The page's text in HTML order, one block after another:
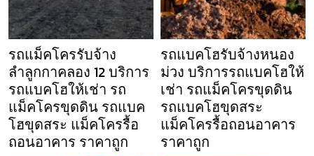
รถแม็คโครรับจ้าง
ลำลูกกาคลอง 12 บริการ
รถแบคโฮให้เช่า รถ
แม็คโครขุดดิน รถแบค
โฮขุดสระ แม็คโครรื้อ
ถอนอาคาร ราคาถูก
รถแบคโฮรับจ้างหนอง
ม่วง บริการรถแบคโฮให้
เช่า รถแม็คโครขุดดิน
รถแบคโฮขุดสระ
แม็คโครรื้อถอนอาคาร
ราคาถูก